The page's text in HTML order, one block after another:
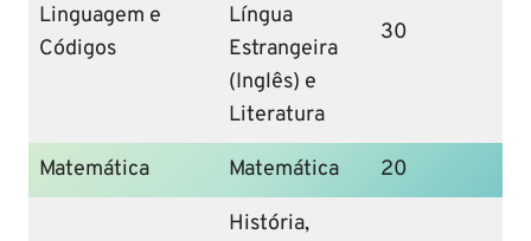
Linguagem e
Códigos
Língua
Estrangeira
(Inglês) e
Literatura
30
Matemática Matemática 20
História,